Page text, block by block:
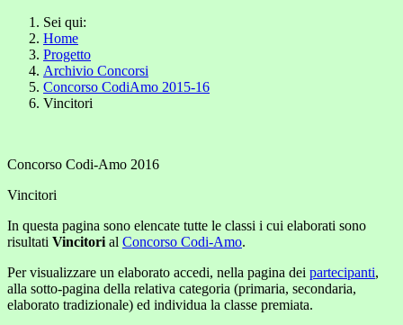
Sei qui:
Home
Progetto
Archivio Concorsi
Concorso CodiAmo 2015-16
Vincitori
Concorso Codi-Amo 2016
Vincitori
In questa pagina sono elencate tutte le classi i cui elaborati sono
risultati Vincitori al Concorso Codi-Amo.
Per visualizzare un elaborato accedi, nella pagina dei partecipanti,
alla sotto-pagina della relativa categoria (primaria, secondaria,
elaborato tradizionale) ed individua la classe premiata.